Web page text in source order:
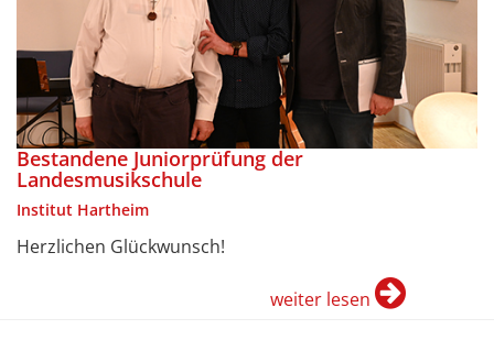
Bestandene Juniorprüfung der
Landesmusikschule
Institut Hartheim
Herzlichen Glückwunsch!
weiter lesen